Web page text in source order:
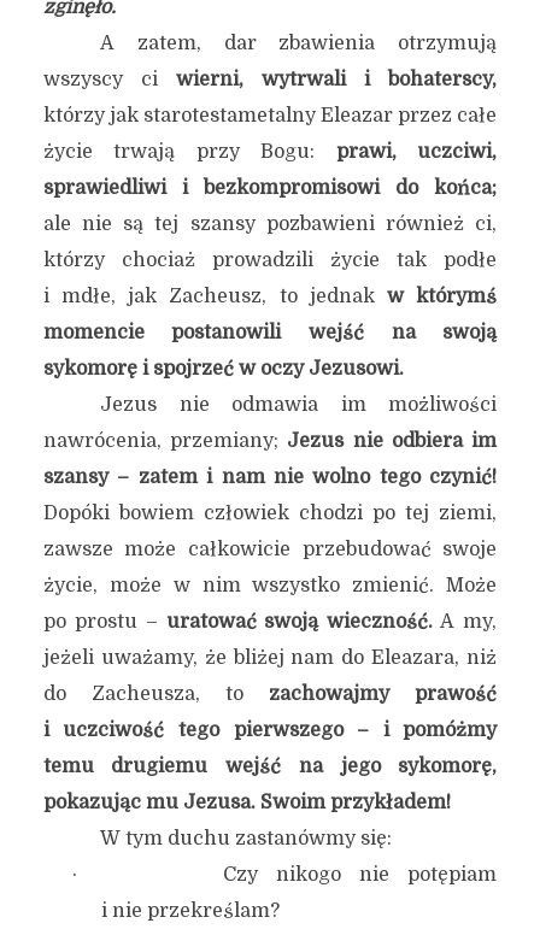
zginęło.
A zatem, dar zbawienia otrzymują
wszyscy ci wierni, wytrwali i bohaterscy,
którzy jak starotestametalny Eleazar przez całe
życie trwają przy Bogu: prawi, uczciwi,
sprawiedliwi i bezkompromisowi do końca;
ale nie są tej szansy pozbawieni również ci,
którzy chociaż prowadzili życie tak podłe
i mdłe, jak Zacheusz, to jednak w którymś
momencie postanowili wejść na swoją
sykomorę i spojrzeć w oczy Jezusowi.
Jezus nie odmawia im możliwości
nawrócenia, przemiany; Jezus nie odbiera im
szansy – zatem i nam nie wolno tego czynić!
Dopóki bowiem człowiek chodzi po tej ziemi,
zawsze może całkowicie przebudować swoje
życie, może w nim wszystko zmienić. Może
po prostu – uratować swoją wieczność. A my,
jeżeli uważamy, że bliżej nam do Eleazara, niż
do Zacheusza, to zachowajmy prawość
i uczciwość tego pierwszego – i pomóżmy
temu drugiemu wejść na jego sykomorę,
pokazując mu Jezusa. Swoim przykładem!
W tym duchu zastanówmy się:
· Czy nikogo nie potępiam
i nie przekreślam?